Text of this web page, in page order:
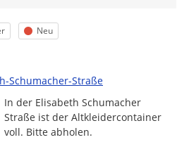
Status
Neu
Schumacher-Straße
In der Elisabeth Schumacher
Straße ist der Altkleidercontainer
voll. Bitte abholen.